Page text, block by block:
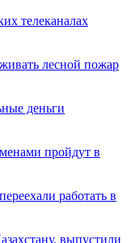
телеканалах
лесной пожар
деньги
пройдут в
работать в
выпустили